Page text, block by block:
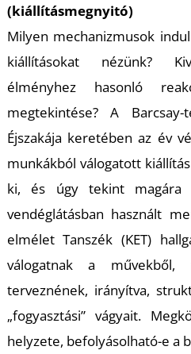
(kiállításmegnyitó)
Milyen mechanizmusok
kiállításokat nézünk?
élményhez hasonló
megtekintése? A
Éjszakája keretében az év
munkákból válogatott
ki, és úgy tekint
vendéglátásban használt
elmélet Tanszék (KET)
válogatnak a
terveznének, irányítva,
„fogyasztási” vágyait.
helyzete, befolyásolható-e a